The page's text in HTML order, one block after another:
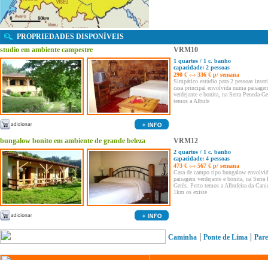
PROPRIEDADES DISPONÍVEIS
studio em ambiente campestre
VRM10
1 quartos / 1 c. banho
capacidade: 2 pessoas
290 € ‹–› 336 € p/ semana
Simpático estúdio para 2 pessoas
casa principal envolvida numa
verdejante e bonita, na Serra Peneda-
temos a Albufe
bungalow bonito em ambiente de grande beleza VRM12
2 quartos / 1 c. banho
capacidade: 4 pessoas
473 € ‹–› 567 € p/ semana
Casa de campo tipo bungalow
paisagem verdejante e bonita, na Serra
Gerês. Perto temos a Albufeira da
1km os existe
Caminha | Ponte de Lima |